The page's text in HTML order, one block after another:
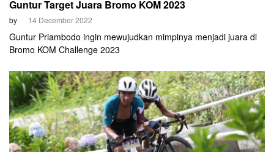
Guntur Target Juara Bromo KOM 2023
by 14 December 2022
Guntur Priambodo ingin mewujudkan mimpinya menjadi juara di
Bromo KOM Challenge 2023